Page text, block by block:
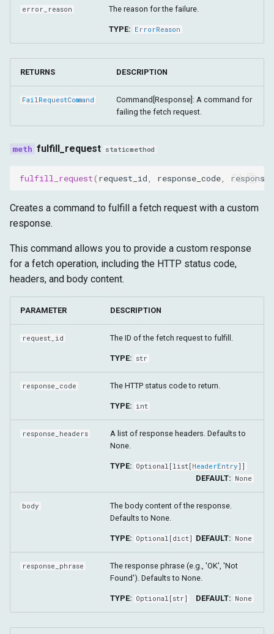
error_reason The reason for the failure.
TYPE: ErrorReason
RETURNS DESCRIPTION
FailRequestCommand
Command[Response]: A command for
failing the fetch request.
fulfill_request staticmethod
fulfill_request( request_id response_code
Creates a command to fulfill a fetch request with a custom
response.
This command allows you to provide a custom response
for a fetch operation, including the HTTP status code,
headers, and body content.
PARAMETER DESCRIPTION
request_id The ID of the fetch request to fulfill.
TYPE: str
response_code The HTTP status code to return.
TYPE: int
response_headers
A list of response headers. Defaults to
None.
TYPE: Optional [list[HeaderEntry]]
DEFAULT: None
body
The body content of the response.
Defaults to None.
TYPE: Optional [dict] DEFAULT: None
response_phrase
The response phrase (e.g., 'OK', 'Not
Found'). Defaults to None.
TYPE: Optional [str] DEFAULT: None